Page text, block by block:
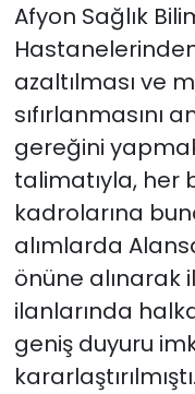
Afyon Sağlık
azaltılması ve
sıfırlanmasını
gereğini
talimatıyla, her
kadrolarına
alımlarda
önüne alınarak
ilanlarında
geniş duyuru
kararlaştırılmıştı.